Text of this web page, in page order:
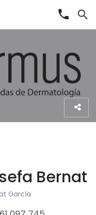
phone search
Bernat
García